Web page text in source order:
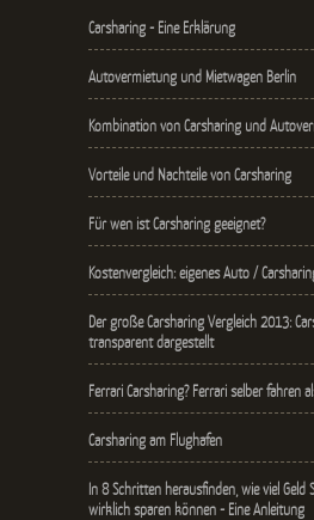
Carsharing - Eine Erklärung
Autovermietung und Mietwagen Berlin
Kombination von Carsharing und
Vorteile und Nachteile von Carsharing
Für wen ist Carsharing geeignet?
Kostenvergleich: eigenes Auto /
Der große Carsharing Vergleich 2013:
transparent dargestellt
Ferrari Carsharing? Ferrari selber fahren
Carsharing am Flughafen
In 8 Schritten herausfinden, wie viel Geld
wirklich sparen können - Eine Anleitung